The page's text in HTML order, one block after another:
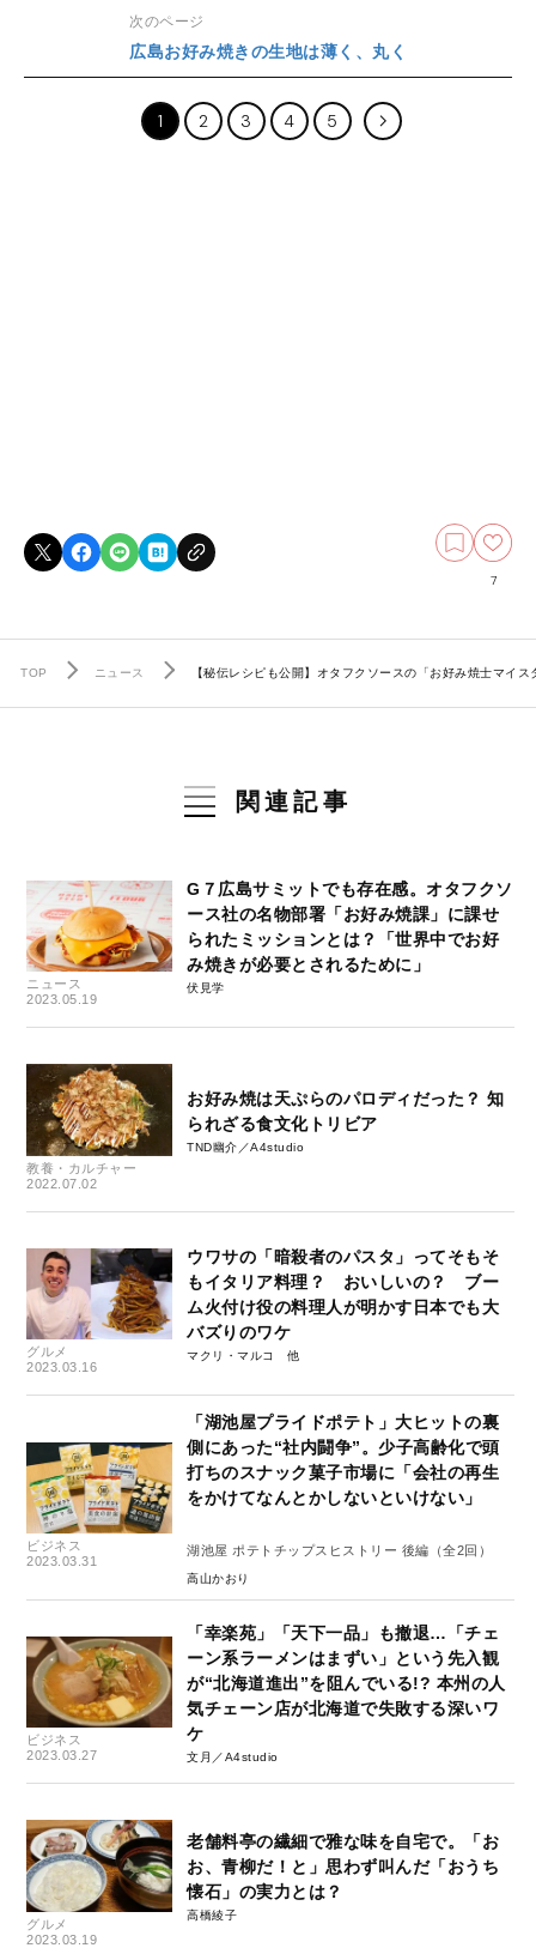
次のページ
広島お好み焼きの生地は薄く、丸く
1 2 3 4 5
7
TOP ニュース 【秘伝レシピも公開】オタフクソースの「お好み焼士マイ
関連記事
ニュース
2023.05.19
G７広島サミットでも存在感。オタフクソ
ース社の名物部署「お好み焼課」に課せ
られたミッションとは？「世界中でお好
み焼きが必要とされるために」
伏見学
教養・カルチャー
2022.07.02
お好み焼は天ぷらのパロディだった？ 知
られざる食文化トリビア
TND幽介／A4studio
グルメ
2023.03.16
ウワサの「暗殺者のパスタ」ってそもそ
もイタリア料理？ おいしいの？ ブー
ム火付け役の料理人が明かす日本でも大
バズりのワケ
マクリ・マルコ
ビジネス
2023.03.31
「湖池屋プライドポテト」大ヒットの裏
側にあった“社内闘争”。少子高齢化で頭
打ちのスナック菓子市場に「会社の再生
をかけてなんとかしないといけない」
湖池屋 ポテトチップスヒストリー 後編（全2回）
高山かおり
ビジネス
2023.03.27
「幸楽苑」「天下一品」も撤退…「チェ
ーン系ラーメンはまずい」という先入観
が“北海道進出”を阻んでいる!? 本州の人
気チェーン店が北海道で失敗する深いワ
ケ
文月／A4studio
グルメ
2023.03.19
老舗料亭の繊細で雅な味を自宅で。「お
お、青柳だ！と」思わず叫んだ「おうち
懐石」の実力とは？
高橋綾子